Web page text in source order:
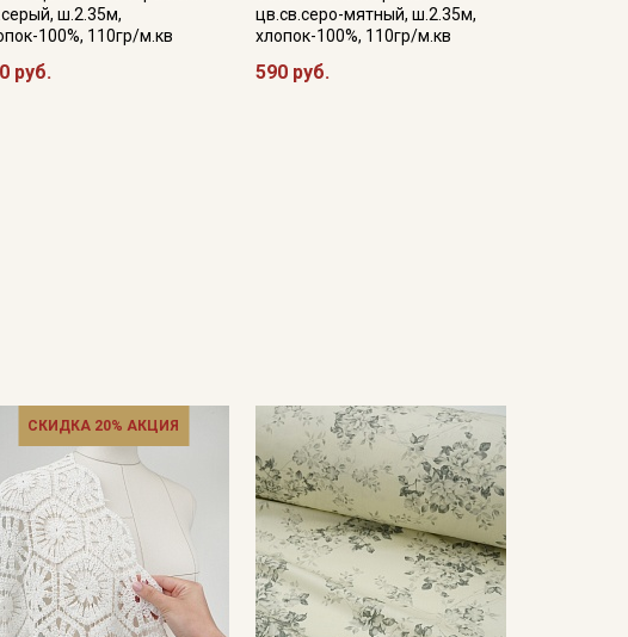
ш.2.35м,
100%, 110гр/м.кв
руб.
цв.св.серо-мятный, ш.2.35м,
хлопок-100%, 110гр/м.кв
590 руб.
СКИДКА 20% АКЦИЯ